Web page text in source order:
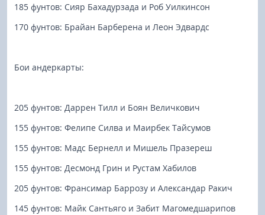
185 фунтов: Сияр Бахадурзада и Роб Уилкинсон
170 фунтов: Брайан Барберена и Леон Эдвардс
Бои андеркарты:
205 фунтов: Даррен Тилл и Боян Величкович
155 фунтов: Фелипе Силва и Маирбек Тайсумов
155 фунтов: Мадс Бернелл и Мишель Празереш
155 фунтов: Десмонд Грин и Рустам Хабилов
205 фунтов: Франсимар Баррозу и Александар Ракич
145 фунтов: Майк Сантьяго и Забит Магомедшарипов